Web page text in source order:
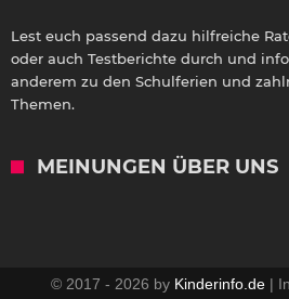
Lest euch passend dazu hilfreiche
oder auch Testberichte durch und
anderem zu den Schulferien und
Themen.
MEINUNGEN ÜBER UNS
© 2017 - 2026 by Kinderinfo.de |